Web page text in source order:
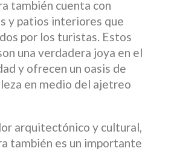
también cuenta con
y patios interiores que
por los turistas. Estos
una verdadera joya en el
y ofrecen un oasis de
en medio del ajetreo
arquitectónico y cultural,
también es un importante